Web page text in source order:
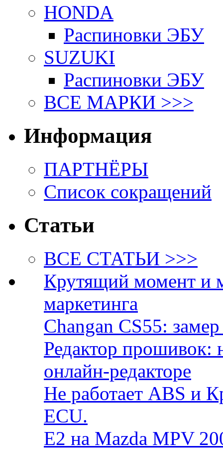
HONDA
Распиновки ЭБУ
SUZUKI
Распиновки ЭБУ
ВСЕ МАРКИ >>>
Информация
ПАРТНЁРЫ
Список сокращений
Статьи
ВСЕ СТАТЬИ >>>
Крутящий момент и
маркетинга
Changan CS55:
Редактор прошивок:
онлайн-редакторе
Не работает ABS и
ECU.
E2 на Mazda MPV